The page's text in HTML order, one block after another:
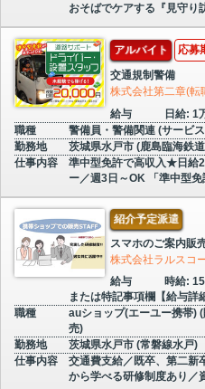
おそばでケアする『見守り
アルバイト 応募
交通規制警備
株式会社第二章(転
給与
日給: 1
職種
警備員・警備関連 (サービ
勤務地
茨城県水戸市 (鹿島臨海鉄
仕事内容
準中型免許で高収入★日給
ー／週3日～OK 「準中型
紹介予定派遣
スマホのご案内販
株式会社ラルスコ
給与
時給:
または特記事項欄【給与詳
職種
auショップ(エーユー携帯)
売)
勤務地
茨城県水戸市 (常磐線水戸)
仕事内容
交通費支給／既卒、第二新
から学べる研修制度あり／